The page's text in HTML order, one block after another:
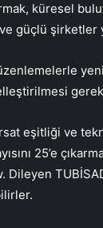
küresel
güçlü şirketler
eşitliği ve
25’e